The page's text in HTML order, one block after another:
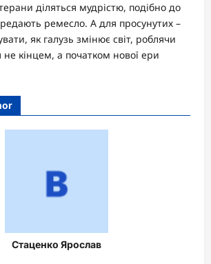
діляться мудрістю, подібно до
ремесло. А для просунутих –
як галузь змінює світ, роблячи
кінцем, а початком нової ери
Стаценко Ярослав